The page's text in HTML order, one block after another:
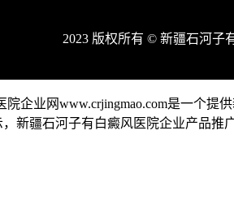
2023 版权所有 © 新疆石河
院企业网www.crjingmao.com是一个
，新疆石河子有白癜风医院企业产品推